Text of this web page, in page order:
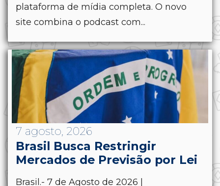
plataforma de mídia completa. O novo
site combina o podcast com...
7 agosto, 2026
Brasil Busca Restringir
Mercados de Previsão por Lei
Brasil.- 7 de Agosto de 2026 |